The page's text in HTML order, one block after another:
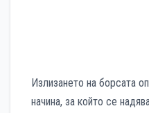
Излизането на борсата
начина, за който се